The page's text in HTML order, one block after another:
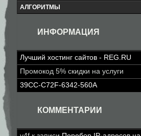
АЛГОРИТМЫ
ИНФОРМАЦИЯ
Лучший хостинг сайтов - REG.RU
Промокод 5% скидки на услуги
39CC-C72F-6342-560A
КОММЕНТАРИИ